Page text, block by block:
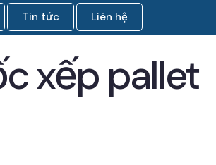
Tin tức Liên hệ
xếp pallet